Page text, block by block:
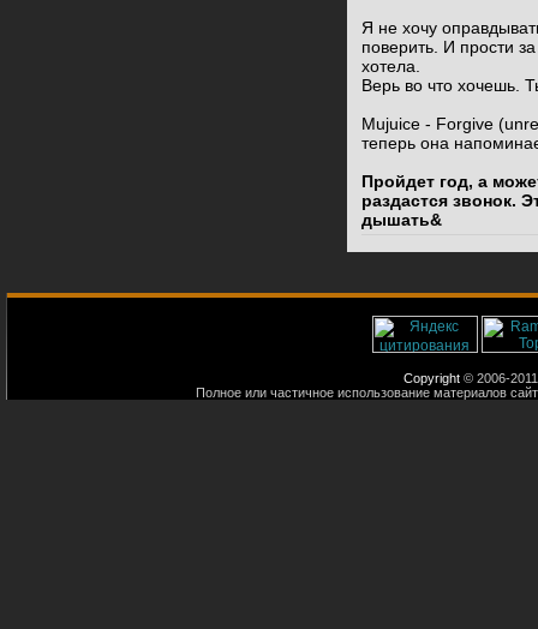
Я не хочу
поверить. И прости
хотела.
Верь во что хочешь.
Mujuice - Forgive
теперь она
Пройдет год, а
раздастся звонок.
дышать&
Copyright © 2006-
Полное или частичное использование материалов